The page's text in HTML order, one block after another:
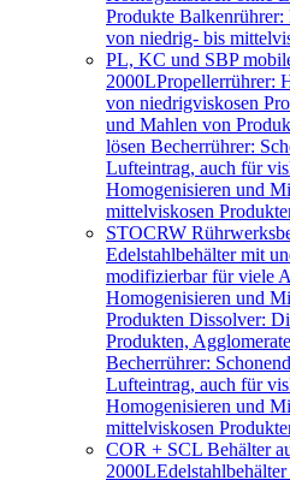
Produkte
von niedrig- bis
PL, KC und SBP
2000LPropellerrührer:
von niedrigviskosen
und Mahlen von
lösen Becherrührer:
Lufteintrag, auch für
Homogenisieren und
mittelviskosen
STOCRW
Edelstahlbehälter mit
modifizierbar für viele
Homogenisieren und
Produkten Dissolver:
Produkten,
Becherrührer:
Lufteintrag, auch für
Homogenisieren und
mittelviskosen
COR + SCL Behälter
2000L